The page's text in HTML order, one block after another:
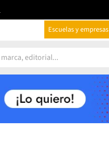
Escuelas y empresas